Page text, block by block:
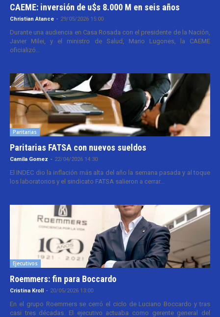
CAEME: inversión de u$s 8.000 M en seis años
Christian Atance - 29/05/2026 15:00
Durante una audiencia en Casa Rosada con el presidente de la Nación,
Javier Milei, y el ministro de Salud, Mario Lugones, la CAEME
oficializó...
Paritarias
Paritarias FATSA con nuevos sueldos
Camila Gomez - 22/04/2026 14:30
El INDEC dio la inflación más alta del año la semana pasada y al toque
los laboratorios y el sindicato FATSA salieron a cerrar...
Ejecutivos
Roemmers: fin para Boccardo
Cristina Kroll - 20/05/2026 13:00
En el grupo Roemmers se cerró el ciclo de Luciano Boccardo y tras
casi tres décadas. El ejecutivo actuaba como gerente general del